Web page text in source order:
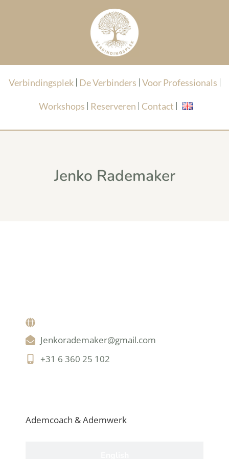
Verbindingsplek De Verbinders Voor Professionals
Workshops Reserveren Contact
Jenko Rademaker
Jenkorademaker@gmail.com
‪‪+31 6 360 25 102‬‬
Ademcoach & Ademwerk